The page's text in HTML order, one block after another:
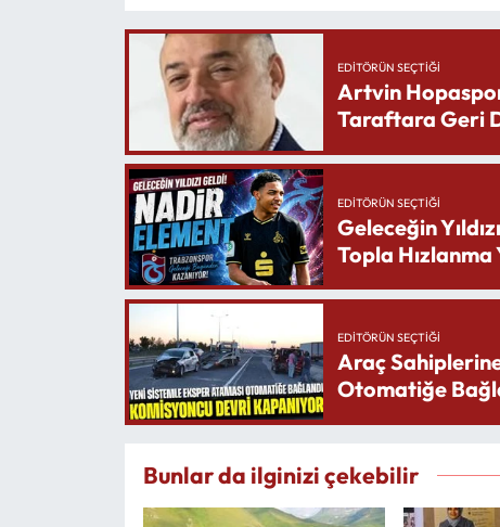
EDITÖRÜN SEÇTIĞI
Artvin
Taraftara Geri
EDITÖRÜN SEÇTIĞI
Geleceğin
Topla
EDITÖRÜN SEÇTIĞI
Araç
Otomatiğe
Bunlar da ilginizi çekebilir